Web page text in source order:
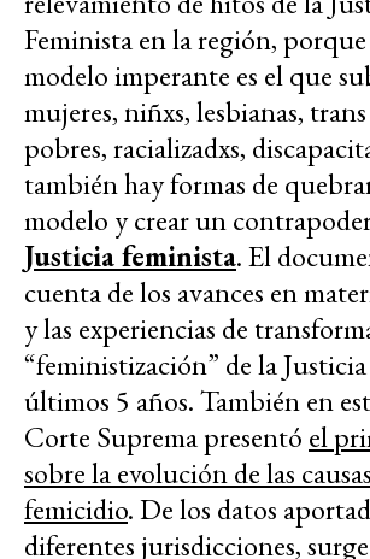
Feminista en la región,
modelo imperante es el que
mujeres, niñxs, lesbianas,
pobres, racializadxs,
también hay formas de
modelo y crear un
Justicia feminista. El
cuenta de los avances en
y las experiencias de
“feministización” de la
últimos 5 años. También en
Corte Suprema presentó el
sobre la evolución de las
femicidio. De los datos
diferentes jurisdicciones,